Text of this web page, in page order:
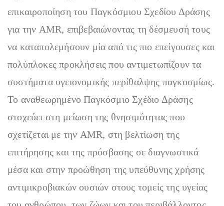
επικαιροποίηση του Παγκόσμιου Σχεδίου Δράσης
για την AMR, επιβεβαιώνοντας τη δέσμευσή τους
να καταπολεμήσουν μία από τις πιο επείγουσες και
πολύπλοκες προκλήσεις που αντιμετωπίζουν τα
συστήματα υγειονομικής περίθαλψης παγκοσμίως.
Το αναθεωρημένο Παγκόσμιο Σχέδιο Δράσης
στοχεύει στη μείωση της θνησιμότητας που
σχετίζεται με την AMR, στη βελτίωση της
επιτήρησης και της πρόσβασης σε διαγνωστικά
μέσα και στην προώθηση της υπεύθυνης χρήσης
αντιμικροβιακών ουσιών στους τομείς της υγείας